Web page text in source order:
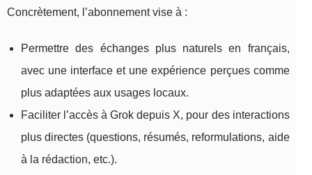
Concrètement, l’abonnement vise à :
Permettre des échanges plus naturels en français,
avec une interface et une expérience perçues comme
plus adaptées aux usages locaux.
Faciliter l’accès à Grok depuis X, pour des interactions
plus directes (questions, résumés, reformulations, aide
à la rédaction, etc.).